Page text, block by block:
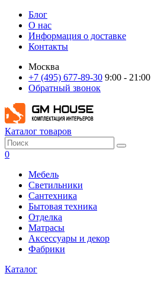
Блог
О нас
Информация о доставке
Контакты
Москва
+7 (495) 677-89-30 9:00 - 21:00
Обратный звонок
Каталог товаров
0
Мебель
Светильники
Сантехника
Бытовая техника
Отделка
Матрасы
Аксессуары и декор
Фабрики
Каталог